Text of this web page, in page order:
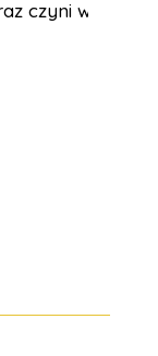
czyni wielkie